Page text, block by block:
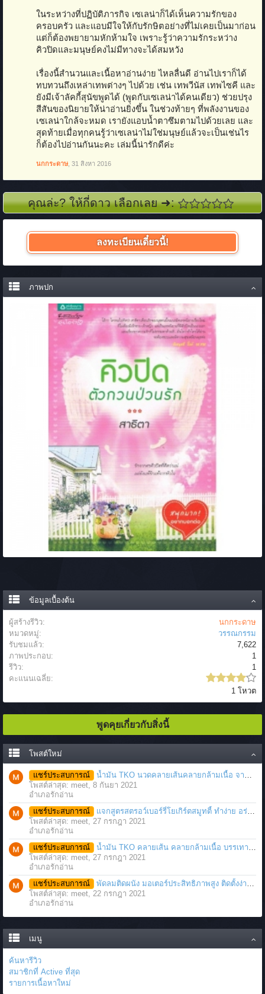
ในระหว่างที่ปฏิบัติภารกิจ เซเลน่าก็ได้เห็นความรักของ
ครอบครัว และแอบมีใจให้กับรักษิตอย่างที่ไม่เคยเป็นมาก่อน
แต่ก็ต้องพยายามหักห้ามใจ เพราะรู้ว่าความรักระหว่าง
คิวปิดและมนุษย์คงไม่มีทางจะได้สมหวัง
เรื่องนี้สำนวนและเนื้อหาอ่านง่าย ไหลลื่นดี อ่านไปเราก็ได้
ทบทวนถึงเหล่าเทพต่างๆ ไปด้วย เช่น เทพวีนัส เทพไซคี และ
ยังมีเจ้าลัคกี้สุนัขพูดได้ (พูดกับเซเลน่าได้คนเดียว) ช่วยปรุง
สีสันของนิยายให้น่าอ่านยิ่งขึ้น ในช่วงท้ายๆ ที่พลังงานของ
เซเลน่าใกล้จะหมด เรายังแอบน้ำตาซึมตามไปด้วยเลย และ
สุดท้ายเมื่อทุกคนรู้ว่าเซเลน่าไม่ใช่มนุษย์แล้วจะเป็นเช่นไร
ก็ต้องไปอ่านกันนะคะ เล่มนี้น่ารักดีค่ะ
นกกระดาษ 31 สิงหา 2016
คุณล่ะ? ให้กี่ดาว เลือกเลย ➜:
ลงทะเบียนเดี๋ยวนี้!
ภาพปก
ข้อมูลเบื้องต้น
ผู้สร้างรีวิว:
นกกระดาษ
หมวดหมู่:
วรรณกรรม
รับชมแล้ว:
7,622
ภาพประกอบ:
1
รีวิว:
1
คะแนนเฉลี่ย:
1 โหวต
พูดคุยเกี่ยวกับสิ่งนี้
โพสต์ใหม่
แชร์ประสบการณ์
น้ำมัน TKO นวดคลายเส้นคลายกล้ามเนื้อ จากภาวะตึงหรือเคล็ด บาดเจ็บ ได้อย่างฉับพลัน
โพสต์ล่าสุด: meet, 8 กันยา 2021
อำเภอรักอ่าน
แชร์ประสบการณ์
แจกสูตรสตรอว์เบอร์รี่โยเกิร์ตสมูทตี้ ทำง่าย อร่อย แค่มีเครื่องปั่นน้ำผลไม้
โพสต์ล่าสุด: meet, 27 กรกฎา 2021
อำเภอรักอ่าน
แชร์ประสบการณ์
น้ำมัน TKO คลายเส้น คลายกล้ามเนื้อ บรรเทาอาการบาดเจ็บโดยฉับพลัน
โพสต์ล่าสุด: meet, 27 กรกฎา 2021
อำเภอรักอ่าน
แชร์ประสบการณ์
พัดลมติดผนัง มอเตอร์ประสิทธิภาพสูง ติดตั้งง่าย ประหยัดพื้นที่
โพสต์ล่าสุด: meet, 22 กรกฎา 2021
อำเภอรักอ่าน
เมนู
ค้นหารีวิว
สมาชิกที่ Active ที่สุด
รายการเนื้อหาใหม่